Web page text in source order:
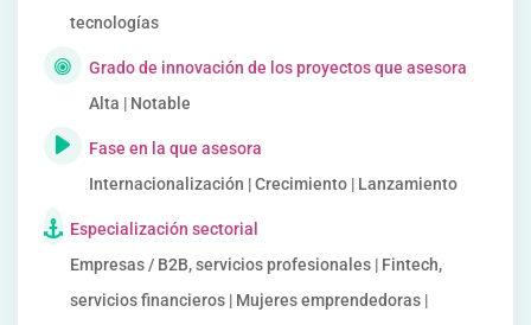
tecnologías
Grado de innovación de los proyectos que asesora
Alta | Notable
Fase en la que asesora
Internacionalización | Crecimiento | Lanzamiento
Especialización sectorial
Empresas / B2B, servicios profesionales | Fintech,
servicios financieros | Mujeres emprendedoras |